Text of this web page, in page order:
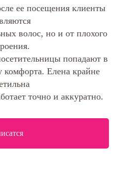
ее посещения клиенты
волос, но и от плохого
попадают в
Елена крайне
точно и аккуратно.